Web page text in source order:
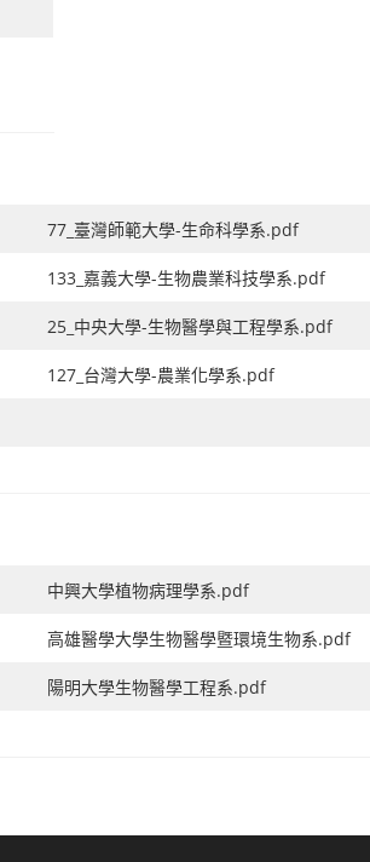
77_臺灣師範大學-生命科學系.pdf
133_嘉義大學-生物農業科技學系.pdf
25_中央大學-生物醫學與工程學系.pdf
127_台灣大學-農業化學系.pdf
中興大學植物病理學系.pdf
高雄醫學大學生物醫學暨環境生物系.pdf
陽明大學生物醫學工程系.pdf